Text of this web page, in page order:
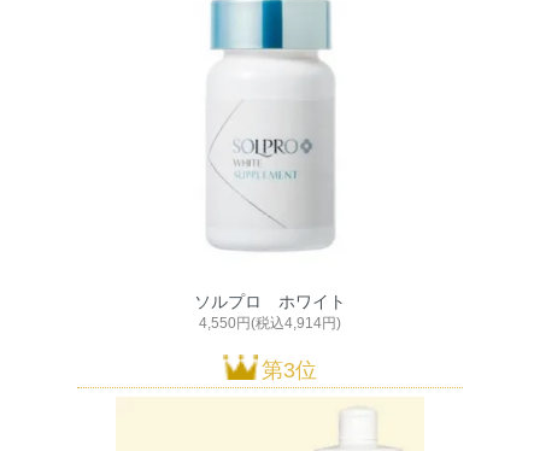
ソルプロ ホワイト
4,550円(税込4,914円)
第3位